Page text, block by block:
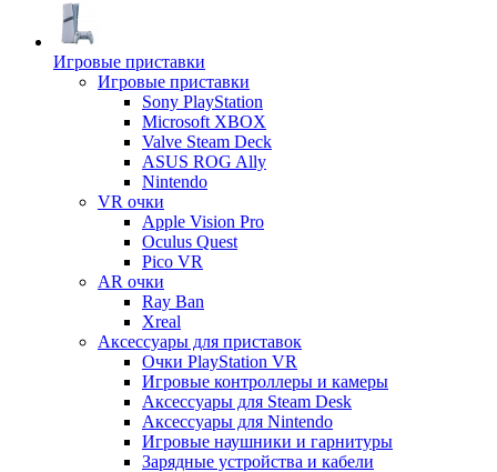
Игровые приставки
Игровые приставки
Sony PlayStation
Microsoft XBOX
Valve Steam Deck
ASUS ROG Ally
Nintendo
VR очки
Apple Vision Pro
Oculus Quest
Pico VR
AR очки
Ray Ban
Xreal
Аксессуары для приставок
Очки PlayStation VR
Игровые контроллеры и камеры
Аксессуары для Steam Desk
Аксессуары для Nintendo
Игровые наушники и гарнитуры
Зарядные устройства и кабели